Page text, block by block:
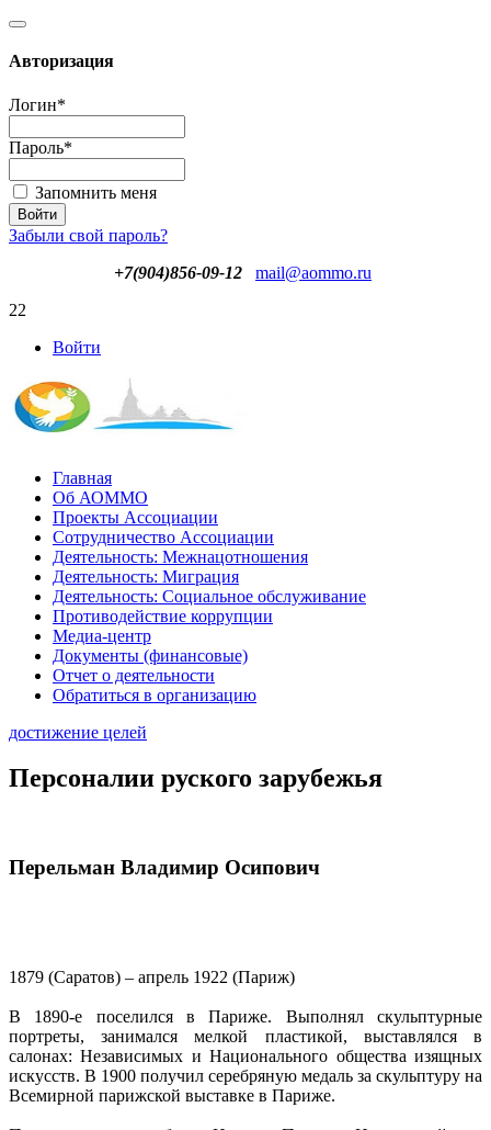
Авторизация
Логин*
Пароль*
Запомнить меня
Забыли свой пароль?
+7(904)856-09-12
mail@aommo.ru
22
Войти
Главная
Об АОММО
Проекты Ассоциации
Сотрудничество Ассоциации
Деятельность: Межнацотношения
Деятельность: Миграция
Деятельность: Социальное обслуживание
Противодействие коррупции
Медиа-центр
Документы (финансовые)
Отчет о деятельности
Обратиться в организацию
достижение целей
Персоналии руского зарубежья
Перельман Владимир Осипович
1879 (Саратов) – апрель 1922 (Париж)
В 1890-е поселился в Париже. Выполнял скульптурные
портреты, занимался мелкой пластикой, выставлялся в
салонах: Независимых и Национального общества изящных
искусств. В 1900 получил серебряную медаль за скульптуру на
Всемирной парижской выставке в Париже.